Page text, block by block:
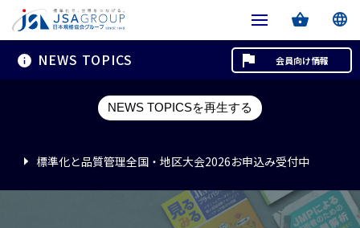
NEWS TOPICS
NEWS TOPICSを再生する
標準化と品質管理全国・地区大会2026お申込み受付中
標準化と品質管理全国・地区大会2026お申込み受付中
標準化と品質管理全国・地区大会2026お申込み受付中
会員向け情報